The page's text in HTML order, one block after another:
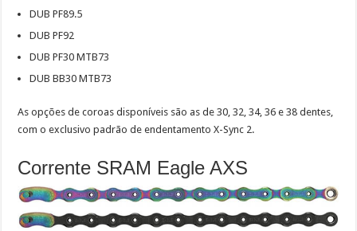
DUB PF89.5
DUB PF92
DUB PF30 MTB73
DUB BB30 MTB73
As opções de coroas disponíveis são as de 30, 32, 34, 36 e 38 dentes,
com o exclusivo padrão de endentamento X-Sync 2.
Corrente SRAM Eagle AXS